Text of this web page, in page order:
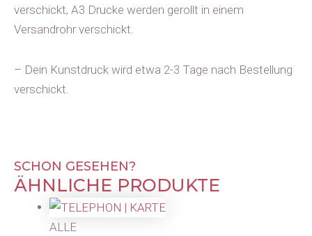
verschickt, A3 Drucke werden gerollt in einem
Versandrohr verschickt.
– Dein Kunstdruck wird etwa 2-3 Tage nach Bestellung
verschickt.
SCHON GESEHEN?
ÄHNLICHE PRODUKTE
ALLE